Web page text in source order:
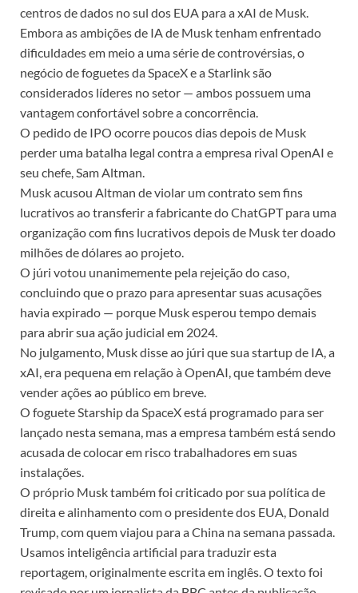
centros de dados no sul dos EUA para a xAI de Musk.
Embora as ambições de IA de Musk tenham enfrentado
dificuldades em meio a uma série de controvérsias, o
negócio de foguetes da SpaceX e a Starlink são
considerados líderes no setor — ambos possuem uma
vantagem confortável sobre a concorrência.
O pedido de IPO ocorre poucos dias depois de Musk
perder uma batalha legal contra a empresa rival OpenAI e
seu chefe, Sam Altman.
Musk acusou Altman de violar um contrato sem fins
lucrativos ao transferir a fabricante do ChatGPT para uma
organização com fins lucrativos depois de Musk ter doado
milhões de dólares ao projeto.
O júri votou unanimemente pela rejeição do caso,
concluindo que o prazo para apresentar suas acusações
havia expirado — porque Musk esperou tempo demais
para abrir sua ação judicial em 2024.
No julgamento, Musk disse ao júri que sua startup de IA, a
xAI, era pequena em relação à OpenAI, que também deve
vender ações ao público em breve.
O foguete Starship da SpaceX está programado para ser
lançado nesta semana, mas a empresa também está sendo
acusada de colocar em risco trabalhadores em suas
instalações.
O próprio Musk também foi criticado por sua política de
direita e alinhamento com o presidente dos EUA, Donald
Trump, com quem viajou para a China na semana passada.
Usamos inteligência artificial para traduzir esta
reportagem, originalmente escrita em inglês. O texto foi